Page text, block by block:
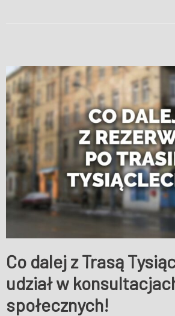
Co dalej z Trasą
udział w
społecznych!